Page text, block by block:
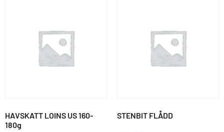
HAVSKATT LOINS US 160-
180g
STENBIT FLÅDD